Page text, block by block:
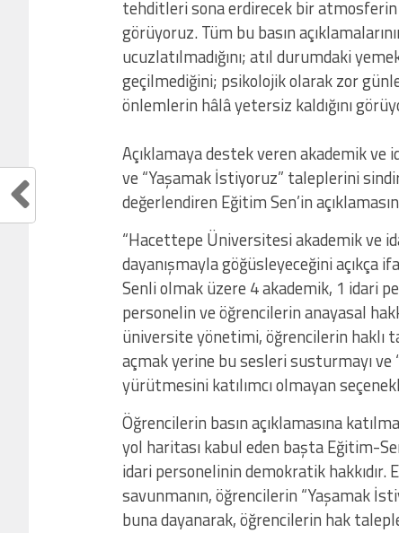
tehditleri sona erdirecek bir atmosferin
görüyoruz. Tüm bu basın
ucuzlatılmadığını; atıl durumdaki
geçilmediğini; psikolojik olarak zor
önlemlerin hâlâ yetersiz kaldığını
Açıklamaya destek veren akademik
ve “Yaşamak İstiyoruz” taleplerini
değerlendiren Eğitim Sen’in
“Hacettepe Üniversitesi akademik ve
dayanışmayla göğüsleyeceğini açıkça
Senli olmak üzere 4 akademik, 1 idari
personelin ve öğrencilerin anayasal
üniversite yönetimi, öğrencilerin haklı
açmak yerine bu sesleri susturmayı
yürütmesini katılımcı olmayan
Öğrencilerin basın açıklamasına
yol haritası kabul eden başta Eğitim-
idari personelinin demokratik hakkıdır.
savunmanın, öğrencilerin “Yaşamak
buna dayanarak, öğrencilerin hak